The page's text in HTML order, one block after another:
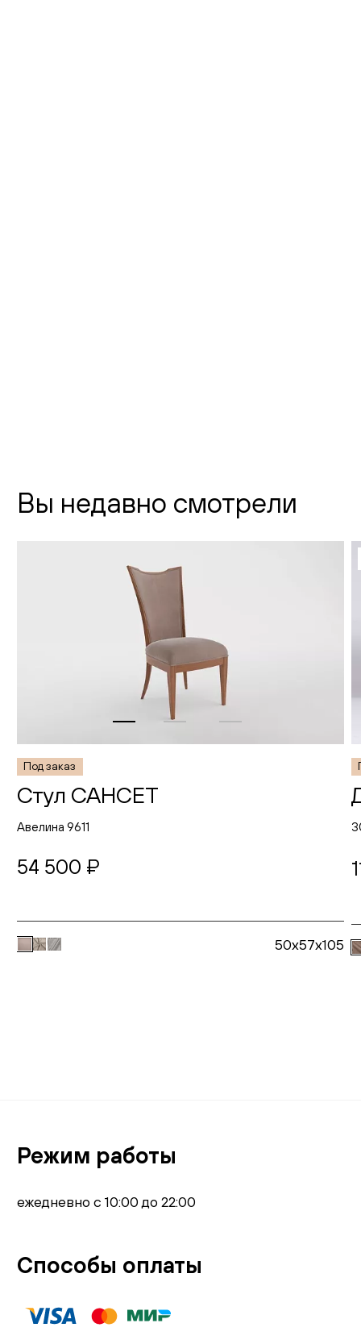
Вы недавно смотрели
Стул САНСЕТ
Под заказ
Авелина 9611
54 500 ₽
50x57x105
Режим работы
ежедневно с 10:00 до 22:00
Способы оплаты